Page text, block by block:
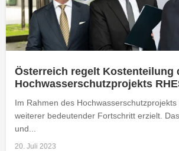
Österreich regelt Kostenteilung
Hochwasserschutzprojekts
Im Rahmen des Hochwasserschutzprojekts
weiterer bedeutender Fortschritt erzielt.
und...
20. Juli 2023